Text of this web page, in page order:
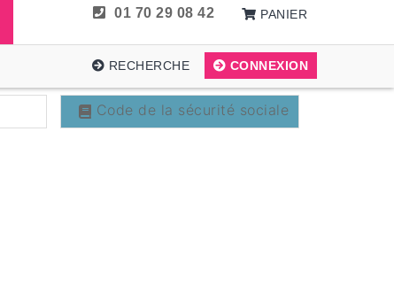
01 70 29 08 42 PANIER
RECHERCHE CONNEXION
Code de la sécurité sociale